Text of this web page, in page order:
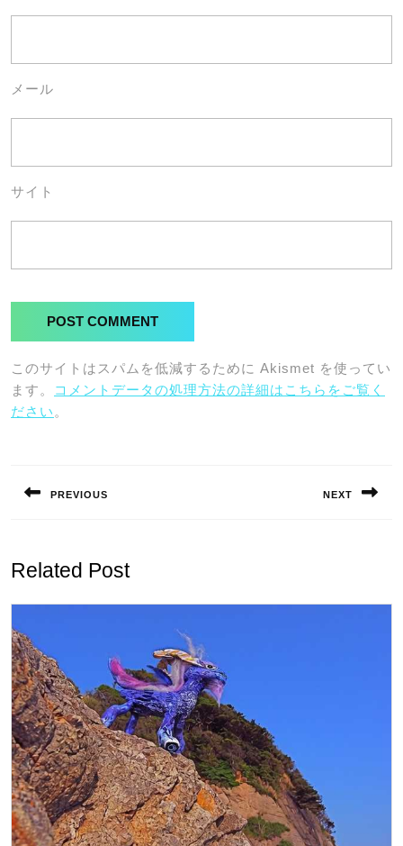
メール
サイト
このサイトはスパムを低減するために Akismet を使ってい
ます。
コメントデータの処理方法の詳細はこちらをご覧く
ださい 。
ナ
ゲ
ー
シ
ョ
ン
PREVIOUS NEXT
Related Post